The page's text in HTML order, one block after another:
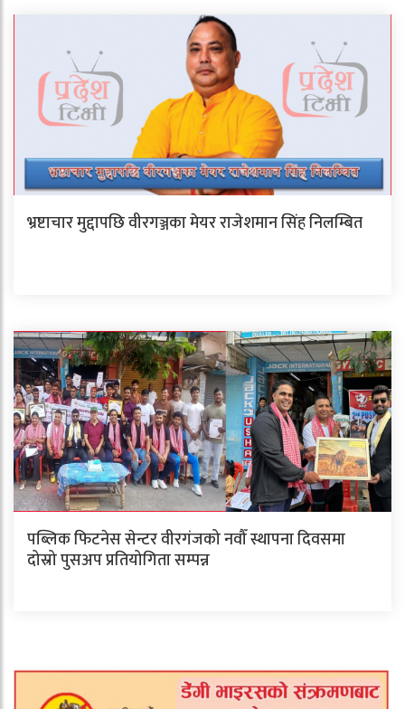
भ्रष्टाचार मुद्दापछि वीरगञ्जका मेयर राजेशमान सिंह निलम्बित
पब्लिक फिटनेस सेन्टर वीरगंजको नवौँ स्थापना दिवसमा
दोस्रो पुसअप प्रतियोगिता सम्पन्न